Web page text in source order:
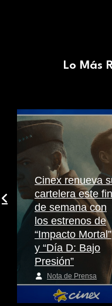
Lo Más
Cinex renueva
cartelera este fin
de semana con
los estrenos de
“Impacto Mortal”
y “Día D: Bajo
Presión”
Nota de Prensa